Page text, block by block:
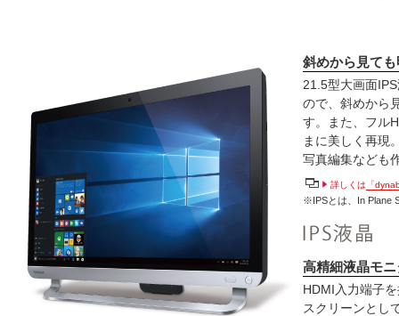
斜めから見て
21.5型大画面
ので、斜めから
す。また、フル
まに美しく再現
写真編集なども
詳しくは 「
※IPSとは、In Plane
高精細液晶モ
HDMI入力端子
スクリーンとし